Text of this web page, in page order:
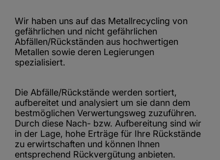
Wir haben uns auf das Metallrecycling von
gefährlichen und nicht gefährlichen
Abfällen/Rückständen aus hochwertigen
Metallen sowie deren Legierungen
spezialisiert.
Die Abfälle/Rückstände werden sortiert,
aufbereitet und analysiert um sie dann dem
bestmöglichen Verwertungsweg zuzuführen.
Durch diese Nach- bzw. Aufbereitung sind wir
in der Lage, hohe Erträge für Ihre Rückstände
zu erwirtschaften und können Ihnen
entsprechend Rückvergütung anbieten.